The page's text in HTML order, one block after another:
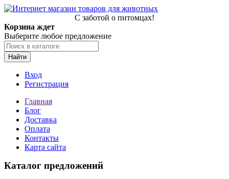
С заботой о питомцах!
Корзина ждет
Выберите любое предложение
Найти
Вход
Регистрация
Главная
Блог
Доставка
Оплата
Контакты
Карта сайта
Каталог предложений